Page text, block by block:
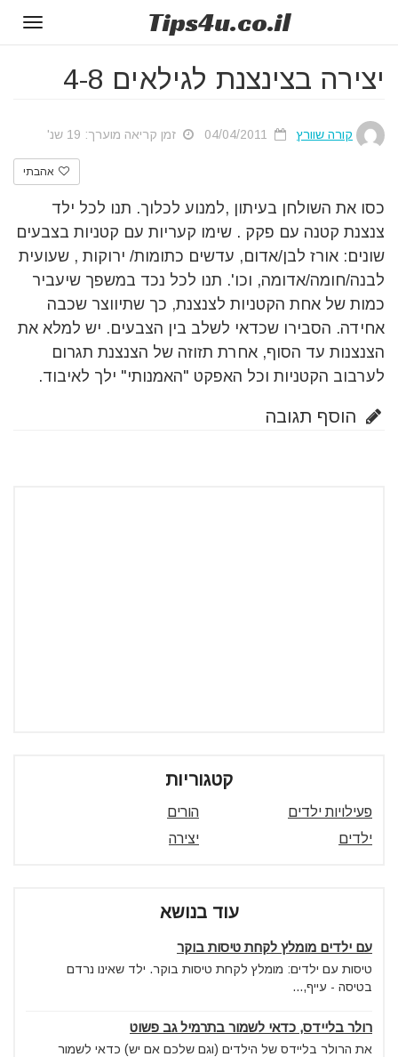
Tips4u.co.il
יצירה בצינצנת לגילאים 4-8
קורה שוורץ זמן קריאה מוערך: 19 שנ'
אהבתי
כסו את השולחן בעיתון ,למנוע לכלוך. תנו לכל ילד
צנצנת קטנה עם פקק . שימו קעריות עם קטניות בצבעים
שונים: אורז לבן/אדום, עדשים כתומות/ ירוקות , שעועית
לבנה/חומה/אדומה, וכו'. תנו לכל נכד במשפך שיעביר
כמות של אחת הקטניות לצנצנת, כך שתיווצר שכבה
אחידה. הסבירו שכדאי לשלב בין הצבעים. יש למלא את
הצנצנות עד הסוף, אחרת תזוזה של הצנצנת תגרום
לערבוב הקטניות וכל האפקט "האמנותי" ילך לאיבוד.
הוסף תגובה
קטגוריות
פעילויות ילדים
הורים
ילדים
יצירה
עוד בנושא
עם ילדים מומלץ לקחת טיסות בוקר
טיסות עם ילדים: מומלץ לקחת טיסות בוקר. ילד שאינו נרדם
בטיסה - עייף,...
רולר בליידס, כדאי לשמור בתרמיל גב פשוט
את הרולר בליידס של הילדים (וגם שלכם אם יש) כדאי לשמור